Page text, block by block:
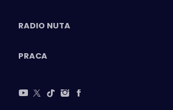
RADIO NUTA
PRACA